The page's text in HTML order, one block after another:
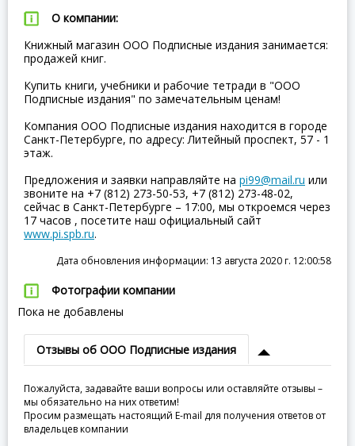
О компании:
Книжный магазин ООО Подписные издания занимается:
продажей книг.
Купить книги, учебники и рабочие тетради в "ООО
Подписные издания" по замечательным ценам!
Компания ООО Подписные издания находится в городе
Санкт-Петербурге, по адресу: Литейный проспект, 57 - 1
этаж.
Предложения и заявки направляйте на pi99@mail.ru или
звоните на +7 (812) 273-50-53, +7 (812) 273-48-02,
сейчас в Санкт-Петербурге – 17:00, мы откроемся через
17 часов , посетите наш официальный сайт
www.pi.spb.ru.
Дата обновления информации: 13 августа 2020 г. 12:00:58
Фотографии компании
Пока не добавлены
Отзывы об ООО Подписные издания
Пожалуйста, задавайте ваши вопросы или оставляйте отзывы –
мы обязательно на них ответим!
Просим размещать настоящий E-mail для получения ответов от
владельцев компании